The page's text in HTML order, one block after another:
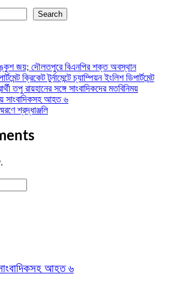
Search
জয়; দৌলতপুরে বিএনপির শক্ত অবস্থান
ক্রিকেট টুর্নামেন্টে চ্যাম্পিয়ন ইংলিশ ডিপার্টমেন্ট
তপু রায়হানের সঙ্গে সাংবাদিকদের মতবিনিময়
সাংবাদিকসহ আহত ৬
শ্রদ্ধাঞ্জলি
আহত ৬